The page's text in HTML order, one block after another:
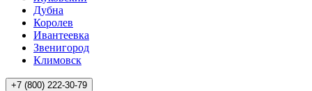
Дубна
Королев
Ивантеевка
Звенигород
Климовск
+7 (800) 222-30-79